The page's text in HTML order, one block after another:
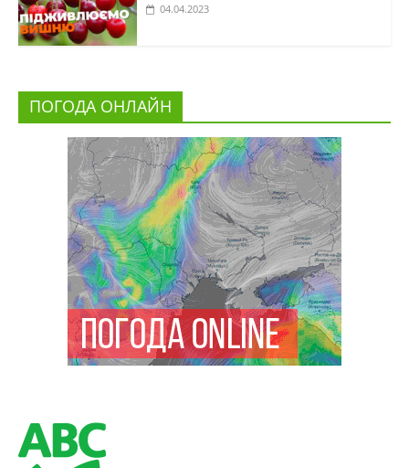
04.04.2023
ПОГОДА ОНЛАЙН